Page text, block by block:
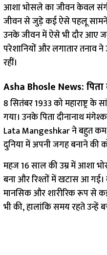
आशा भोसले का जीवन केवल
जीवन से जुड़े कई ऐसे पहलू सामने
उनके जीवन में ऐसे भी दौर आए
परेशानियों और लगातार तनाव
रहीं।
Asha Bhosle News:
8 सितंबर 1933 को महाराष्ट्र
गया। उनके पिता दीनानाथ
Lata Mangeshkar ने बहुत कम
दुनिया में अपनी जगह बनाने की
महज 16 साल की उम्र में आशा
बना और रिश्तों में खटास आ गई।
मानसिक और शारीरिक रूप से कई
भी की, हालांकि समय रहते उन्हें